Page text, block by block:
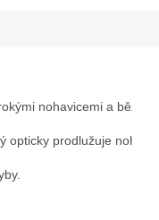
nohavicemi a
opticky prodlužuje